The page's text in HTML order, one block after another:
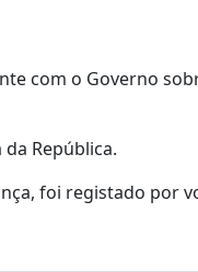
com o Governo
República.
foi registado por